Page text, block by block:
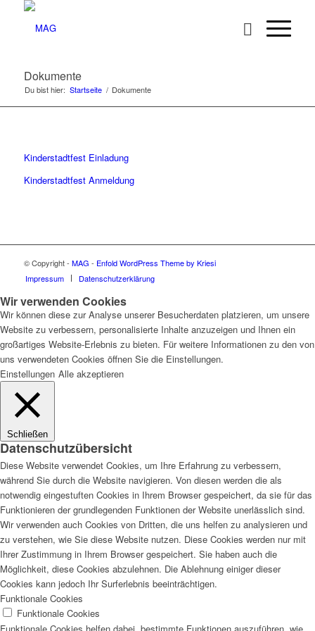
Dokumente
Du bist hier: Startseite / Dokumente
Kinderstadtfest Einladung
Kinderstadtfest Anmeldung
© Copyright - MAG - Enfold WordPress Theme by Kriesi
Impressum
Datenschutzerklärung
Wir verwenden Cookies
Wir können diese zur Analyse unserer Besucherdaten platzieren, um unsere
Website zu verbessern, personalisierte Inhalte anzuzeigen und Ihnen ein
großartiges Website-Erlebnis zu bieten. Für weitere Informationen zu den von
uns verwendeten Cookies öffnen Sie die Einstellungen.
Einstellungen Alle akzeptieren
Schließen
Datenschutzübersicht
Diese Website verwendet Cookies, um Ihre Erfahrung zu verbessern,
während Sie durch die Website navigieren. Von diesen werden die als
notwendig eingestuften Cookies in Ihrem Browser gespeichert, da sie für das
Funktionieren der grundlegenden Funktionen der Website unerlässlich sind.
Wir verwenden auch Cookies von Dritten, die uns helfen zu analysieren und
zu verstehen, wie Sie diese Website nutzen. Diese Cookies werden nur mit
Ihrer Zustimmung in Ihrem Browser gespeichert. Sie haben auch die
Möglichkeit, diese Cookies abzulehnen. Die Ablehnung einiger dieser
Cookies kann jedoch Ihr Surferlebnis beeinträchtigen.
Funktionale Cookies
Funktionale Cookies